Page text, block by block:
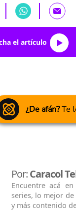
el artículo
¿De afán?Te
Por:Caracol
Encuentre acá
series, lo mejor
y más contenido